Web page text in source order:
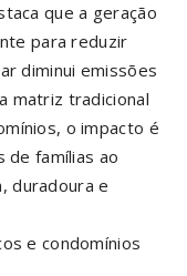
que a geração
para reduzir
diminui emissões
matriz tradicional
o impacto é
de famílias ao
duradoura e
e condomínios